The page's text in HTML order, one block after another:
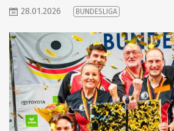
28.01.2026 BUNDESLIGA